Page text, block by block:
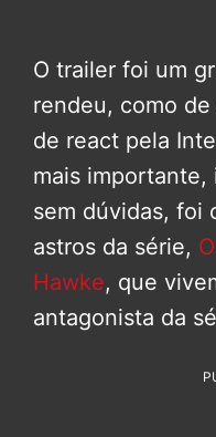
O trailer foi um
rendeu, como
de react pela
mais importante,
sem dúvidas, foi
astros da série,
Hawke, que
antagonista da